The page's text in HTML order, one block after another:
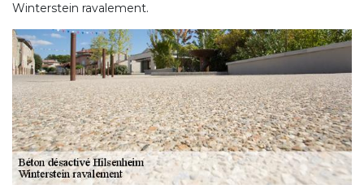
Winterstein ravalement.